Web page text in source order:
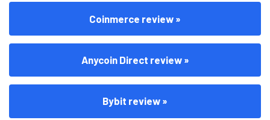
Coinmerce review »
Anycoin Direct review »
Bybit review »